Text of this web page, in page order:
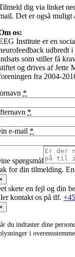
dig via linket
Det er også
os:
Institute er en
udbredt
som stiller få
og drives af Jette
fra 2004-
*
*
e-mail *
spørgsmål
for din tilmelding.
skete en fejl og din
kontakt os på tlf.
du indtaster dine
i